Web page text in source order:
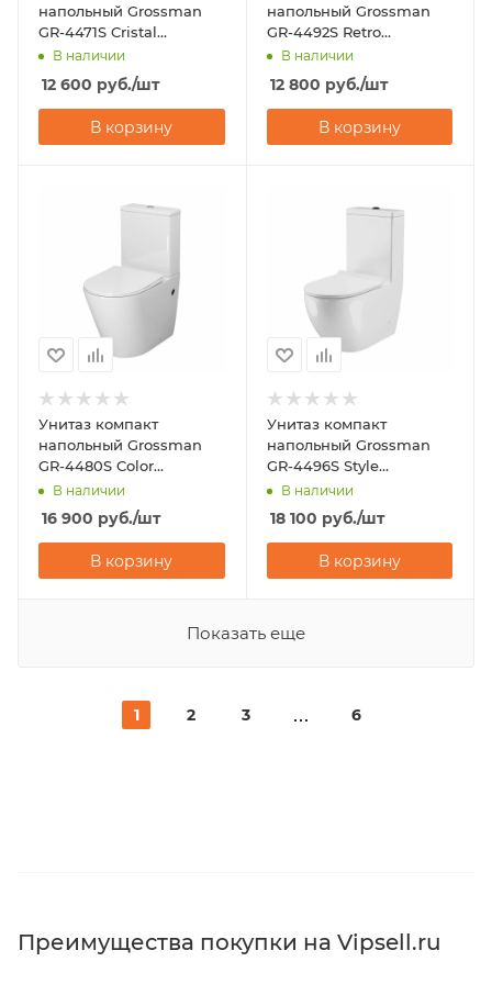
напольный Grossman
GR-4471S Cristal
(600х355х860)
В наличии
12 600 руб./шт
В корзину
напольный Grossman
GR-4492S Retro
(670х350х825)
В наличии
12 800 руб./шт
В корзину
Унитаз компакт
напольный Grossman
GR-4480S Color
(620х365х810)
В наличии
16 900 руб./шт
В корзину
Унитаз компакт
напольный Grossman
GR-4496S Style
(675х365х830)
В наличии
18 100 руб./шт
В корзину
Показать еще
1 2 3 6
Преимущества покупки на Vipsell.ru